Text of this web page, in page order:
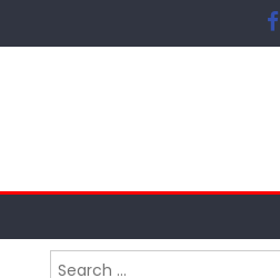
Search